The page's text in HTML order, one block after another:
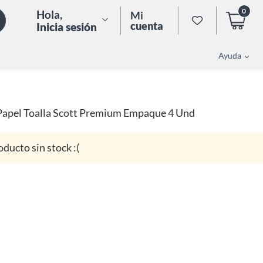
Hola,
Inicia sesión
Mi
cuenta
0
Ayuda
Toalla Scott Premium Empaque 4 Und
sin stock :(